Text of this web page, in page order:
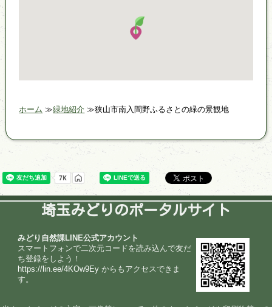
ホーム 緑地紹介 狭山市南入間野ふるさとの緑の景観地
埼玉みどりのポータルサイト
みどり自然課LINE公式アカウント
スマートフォンで二次元コードを読み込んで友だ
ち登録をしよう！
https://lin.ee/4KOw9Ey からもアクセスできま
す。